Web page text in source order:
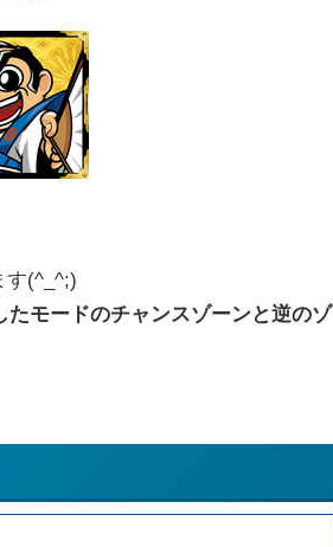
す(^_^;)
たモードのチャンスゾーンと逆のゾ